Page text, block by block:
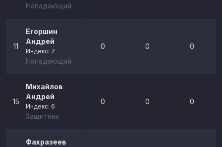
Нападающий
11
Егоршин
Андрей
Индекс: 7
Нападающий
0 0 0
15
Михайлов
Андрей
Индекс: 6
Защитник
0 0 0
Фахразеев